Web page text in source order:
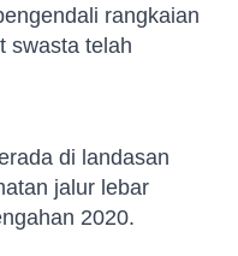
rangkaian
swasta telah
di landasan
jalur lebar
2020.